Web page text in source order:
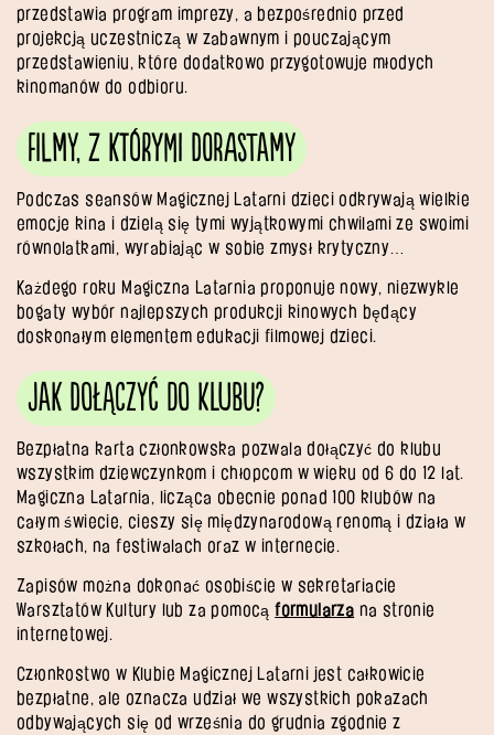
przedstawia program imprezy, a bezpośrednio przed
projekcją uczestniczą w zabawnym i pouczającym
przedstawieniu, które dodatkowo przygotowuje młodych
kinomanów do odbioru.
Filmy, z którymi dorastamy
Podczas seansów Magicznej Latarni dzieci odkrywają wielkie
emocje kina i dzielą się tymi wyjątkowymi chwilami ze swoimi
równolatkami, wyrabiając w sobie zmysł krytyczny…
Każdego roku Magiczna Latarnia proponuje nowy, niezwykle
bogaty wybór najlepszych produkcji kinowych będący
doskonałym elementem edukacji filmowej dzieci.
Jak dołączyć do klubu?
Bezpłatna karta członkowska pozwala dołączyć do klubu
wszystkim dziewczynkom i chłopcom w wieku od 6 do 12 lat.
Magiczna Latarnia, licząca obecnie ponad 100 klubów na
całym świecie, cieszy się międzynarodową renomą i działa w
szkołach, na festiwalach oraz w internecie.
Zapisów można dokonać osobiście w sekretariacie
Warsztatów Kultury lub za pomocąformularza na stronie
internetowej.
Członkostwo w Klubie Magicznej Latarni jest całkowicie
bezpłatne, ale oznacza udział we wszystkich pokazach
odbywających się od września do grudnia zgodnie z